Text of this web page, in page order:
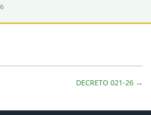
DECRETO 021-26 →